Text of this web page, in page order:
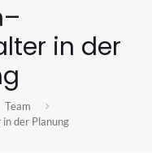
in der
Team
der Planung